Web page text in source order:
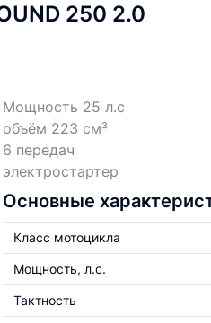
250 2.0
Мощность 25 л.с
объём 223 см³
6 передач
электростартер
Основные
Класс мотоцикла
Мощность, л.с.
Тактность